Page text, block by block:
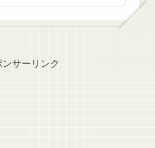
ンサーリンク